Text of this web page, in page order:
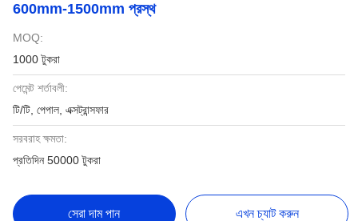
600mm-1500mm প্রস্থ
MOQ:
1000 টুকরা
পেমেন্ট শর্তাবলী:
টি/টি, পেপাল, এক্সট্রান্সফার
সরবরাহ ক্ষমতা:
প্রতিদিন 50000 টুকরা
সেরা দাম পান এখন চ্যাট করুন